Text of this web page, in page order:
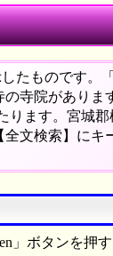
たものです。
寺院がありま
ります。宮城
文検索】にキ
」ボタンを押